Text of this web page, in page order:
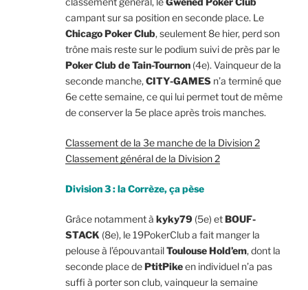
campant sur sa position en seconde place. Le
Chicago Poker Club, seulement 8e hier, perd son
trône mais reste sur le podium suivi de près par le
Poker Club de Tain-Tournon (4e). Vainqueur de la
seconde manche,CITY-GAMES n’a terminé que
6e cette semaine, ce qui lui permet tout de même
de conserver la 5e place après trois manches.
Classement de la 3e manche de la Division 2
Classement général de la Division 2
Division 3 : la Corrèze, ça pèse
Grâce notamment à kyky79 (5e) etBOUF-
STACK (8e), le 19PokerClub a fait manger la
pelouse à l’épouvantailToulouse Hold’em, dont la
seconde place dePtitPikeen individuel n’a pas
suffi à porter son club, vainqueur la semaine